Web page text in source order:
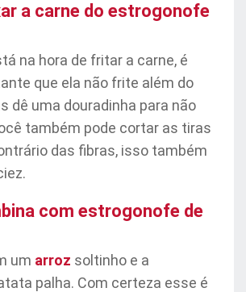
a carne do estrogonofe
na hora de fritar a carne, é
que ela não frite além do
dê uma douradinha para não
também pode cortar as tiras
das fibras, isso também
com estrogonofe de
um arroz soltinho e a
palha. Com certeza esse é